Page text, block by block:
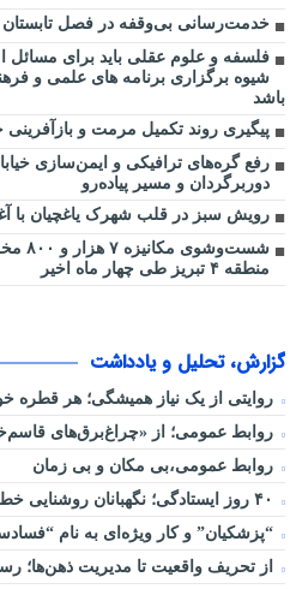
خدمت‌رسانی بی‌وقفه در فصل تابستان
فلسفه و علوم عقلی باید برای مسائل
شیوه برگزاری برنامه‌ های علمی و
باشد
پیگیری روند تکمیل مرمت و بازآفرینی
رفع گره‌های ترافیکی و ایمن‌سازی
دوربرگردان و مسیر پیاده‌رو
رویش سبز در قلب شهرک یاغچیان با
منطقه ۴ تبریز طی چهار ماه اخیر
گزارش، تحلیل و یادداشت
روایتی از یک نیاز همیشگی؛ هر قطره
روابط عمومی؛ از «چراغ‌برق‌های
روابط عمومی،بی مکان و بی زمان
“پزشکیان” و کار ویژه‌ای به نام
از تحریف واقعیت تا مدیریت ذهن‌ها؛